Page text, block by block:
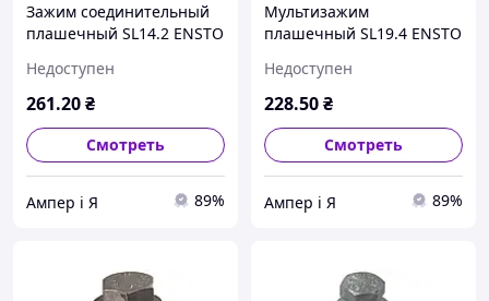
Зажим соединительный
плашечный SL14.2 ENSTO
Недоступен
261.20₴
Смотреть
Ампер і Я 89%
Мультизажим
плашечный SL19.4 ENSTO
Недоступен
228.50₴
Смотреть
Ампер і Я 89%